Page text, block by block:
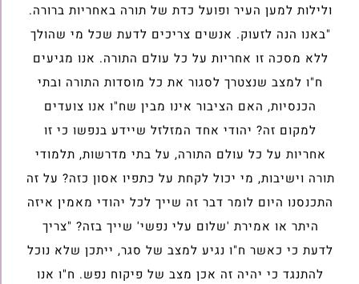
ולילות למען העיר ופועל כדת של תורה באחריות ברורה.
"באנו הנה לזעוק. אנשים צריכים לדעת שכל מי שהולך
ללא מסכה זו אחריות על כל עולם התורה. אנו מגיעים
ח"ו למצב שנצטרך לסגור את כל מוסדות התורה ובתי
הכנסיות, האם הציבור אינו מבין שח"ו אנו צועדים
למקום זה? יהודי אחד המזלזל שיידע בנפשו כי זו
אחריות על כל עולם התורה, על בתי מדרשות, תלמודי
תורה וישיבות, מי יכול לקחת על כתפיו אסון כזה? על זה
התכנסנו היום לומר דבר זה שייך לכל יהודי מאמין איזה
היתר או אמירת 'שלום עלי נפשי' שייך בזה? "צריך
לדעת כי כאשר ח"ו נגיע למצב של סגר, ייתכן שלא נוכל
להתנגד כי יהיה זה אכן מצב של פיקוח נפש. ח"ו אנו